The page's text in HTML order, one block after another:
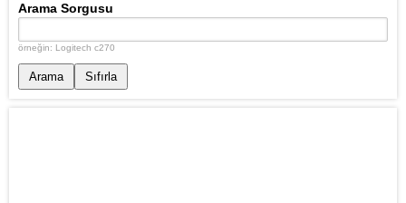
Arama Sorgusu
örneğin: Logitech c270
Arama Sıfırla